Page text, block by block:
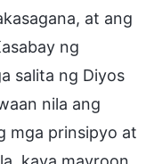
at ang
ng
salita ng Diyos
nila ang
mga prinsipyo at